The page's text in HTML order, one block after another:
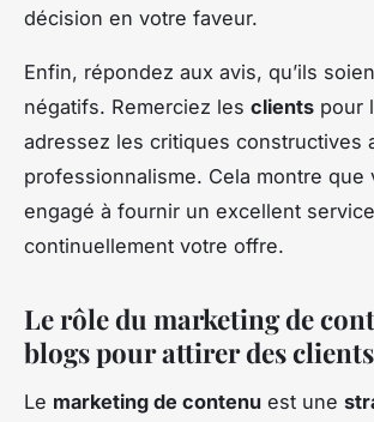
décision en votre faveur.
Enfin, répondez aux avis, qu’ils
négatifs. Remerciez les clients pour
adressez les critiques constructives
professionnalisme. Cela montre que
engagé à fournir un excellent
continuellement votre offre.
Le rôle du marketing de
blogs pour attirer des
Le marketing de contenu est une